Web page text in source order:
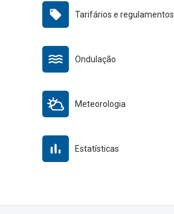
Tarifários e regulamentos
Ondulação
Meteorologia
Estatísticas